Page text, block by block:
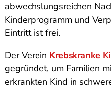
abwechslungsreichen
Kinderprogramm und
Eintritt ist frei.
Der Verein Krebskranke
gegründet, um Familien
erkrankten Kind in